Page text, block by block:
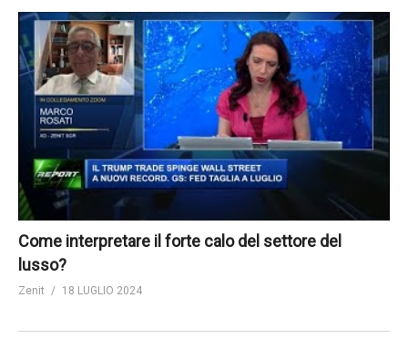
Come interpretare il forte calo del settore del
lusso?
Zenit 18 LUGLIO 2024